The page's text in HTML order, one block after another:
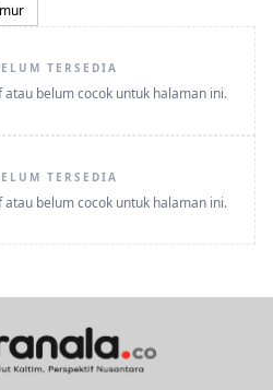
TERSEDIA
belum cocok untuk halaman ini.
TERSEDIA
belum cocok untuk halaman ini.